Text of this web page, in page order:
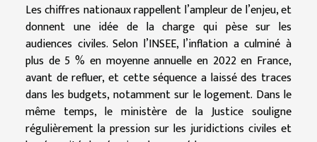
Les chiffres nationaux rappellent l’ampleur de l’enjeu, et
donnent une idée de la charge qui pèse sur les
audiences civiles. Selon l’INSEE, l’inflation a culminé à
plus de 5 % en moyenne annuelle en 2022 en France,
avant de refluer, et cette séquence a laissé des traces
dans les budgets, notamment sur le logement. Dans le
même temps, le ministère de la Justice souligne
régulièrement la pression sur les juridictions civiles et